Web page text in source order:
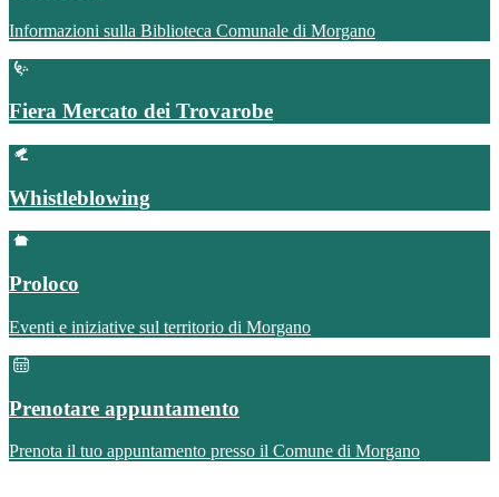
Informazioni sulla Biblioteca Comunale di Morgano
Fiera Mercato dei Trovarobe
Whistleblowing
Proloco
Eventi e iniziative sul territorio di Morgano
Prenotare appuntamento
Prenota il tuo appuntamento presso il Comune di Morgano